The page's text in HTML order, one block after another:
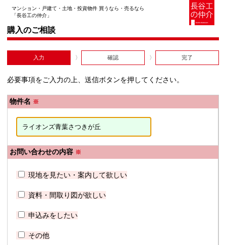
マンション・戸建て・土地・投資物件 買うなら・売るなら
「長谷工の仲介」
購入のご相談
入力 確認 完了
必要事項をご入力の上、送信ボタンを押してください。
物件名 ※
お問い合わせの内容 ※
現地を見たい・案内して欲しい
資料・間取り図が欲しい
申込みをしたい
その他